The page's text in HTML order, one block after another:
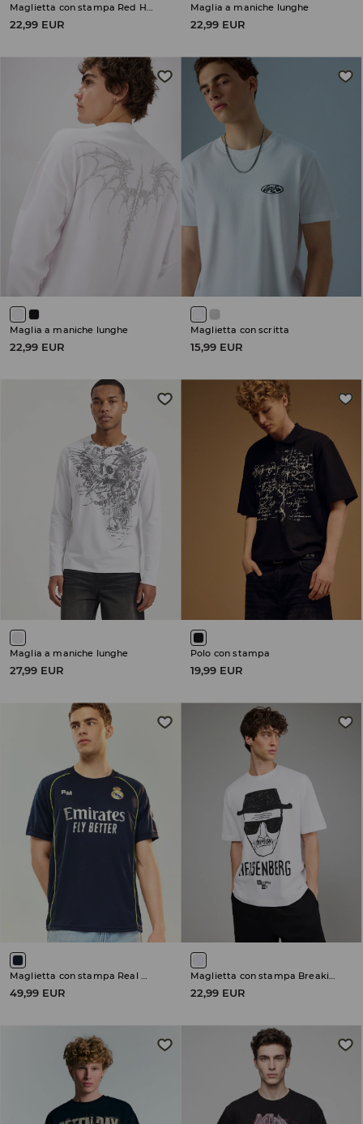
22,99 EUR
Maglia a maniche lunghe
22,99 EUR
Maglia a maniche lunghe
22,99 EUR
Maglietta con scritta
15,99 EUR
Maglia a maniche lunghe
27,99 EUR
Polo con stampa
19,99 EUR
Maglietta con stampa Real Madrid
49,99 EUR
Maglietta con stampa Breaking Bad
22,99 EUR